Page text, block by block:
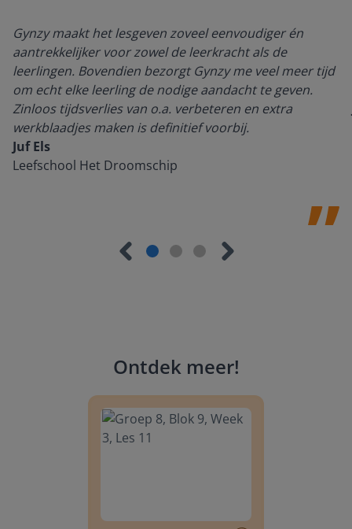
Gynzy maakt het lesgeven zoveel eenvoudiger én
aantrekkelijker voor zowel de leerkracht als de
leerlingen. Bovendien bezorgt Gynzy me veel meer tijd
om echt elke leerling de nodige aandacht te geven.
Zinloos tijdsverlies van o.a. verbeteren en extra
werkblaadjes maken is definitief voorbij.
Juf Els
Leefschool Het Droomschip
Ontdek meer!